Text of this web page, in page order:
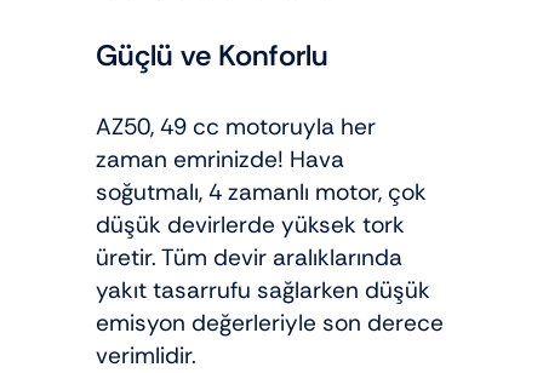
Güçlü ve Konforlu
AZ50, 49 cc motoruyla her
zaman emrinizde! Hava
soğutmalı, 4 zamanlı motor, çok
düşük devirlerde yüksek tork
üretir. Tüm devir aralıklarında
yakıt tasarrufu sağlarken düşük
emisyon değerleriyle son derece
verimlidir.